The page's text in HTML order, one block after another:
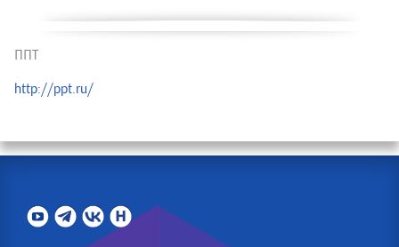
ППТ
http://ppt.ru/